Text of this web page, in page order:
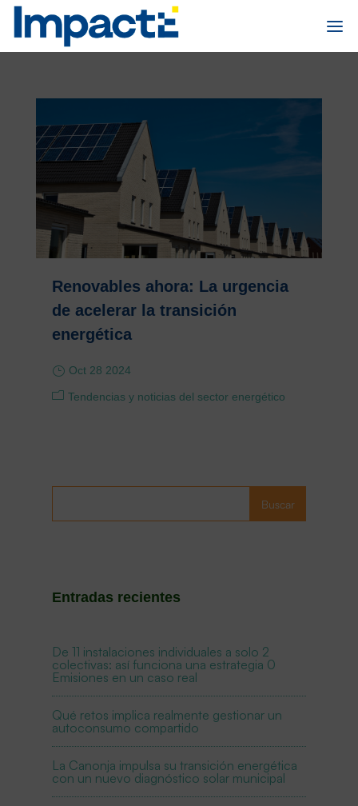
Renovables ahora: La urgencia
de acelerar la transición
energética
Oct 28 2024
Tendencias y noticias del sector energético
Buscar
Entradas recientes
De 11 instalaciones individuales a solo 2
colectivas: así funciona una estrategia 0
Emisiones en un caso real
Qué retos implica realmente gestionar un
autoconsumo compartido
La Canonja impulsa su transición energética
con un nuevo diagnóstico solar municipal